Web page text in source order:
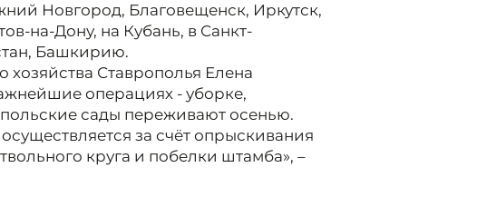
Новгород, Благовещенск, Иркутск,
на-Дону, на Кубань, в Санкт-
Башкирию.
хозяйства Ставрополья Елена
операциях - уборке,
сады переживают осенью.
за счёт опрыскивания
круга и побелки штамба», –